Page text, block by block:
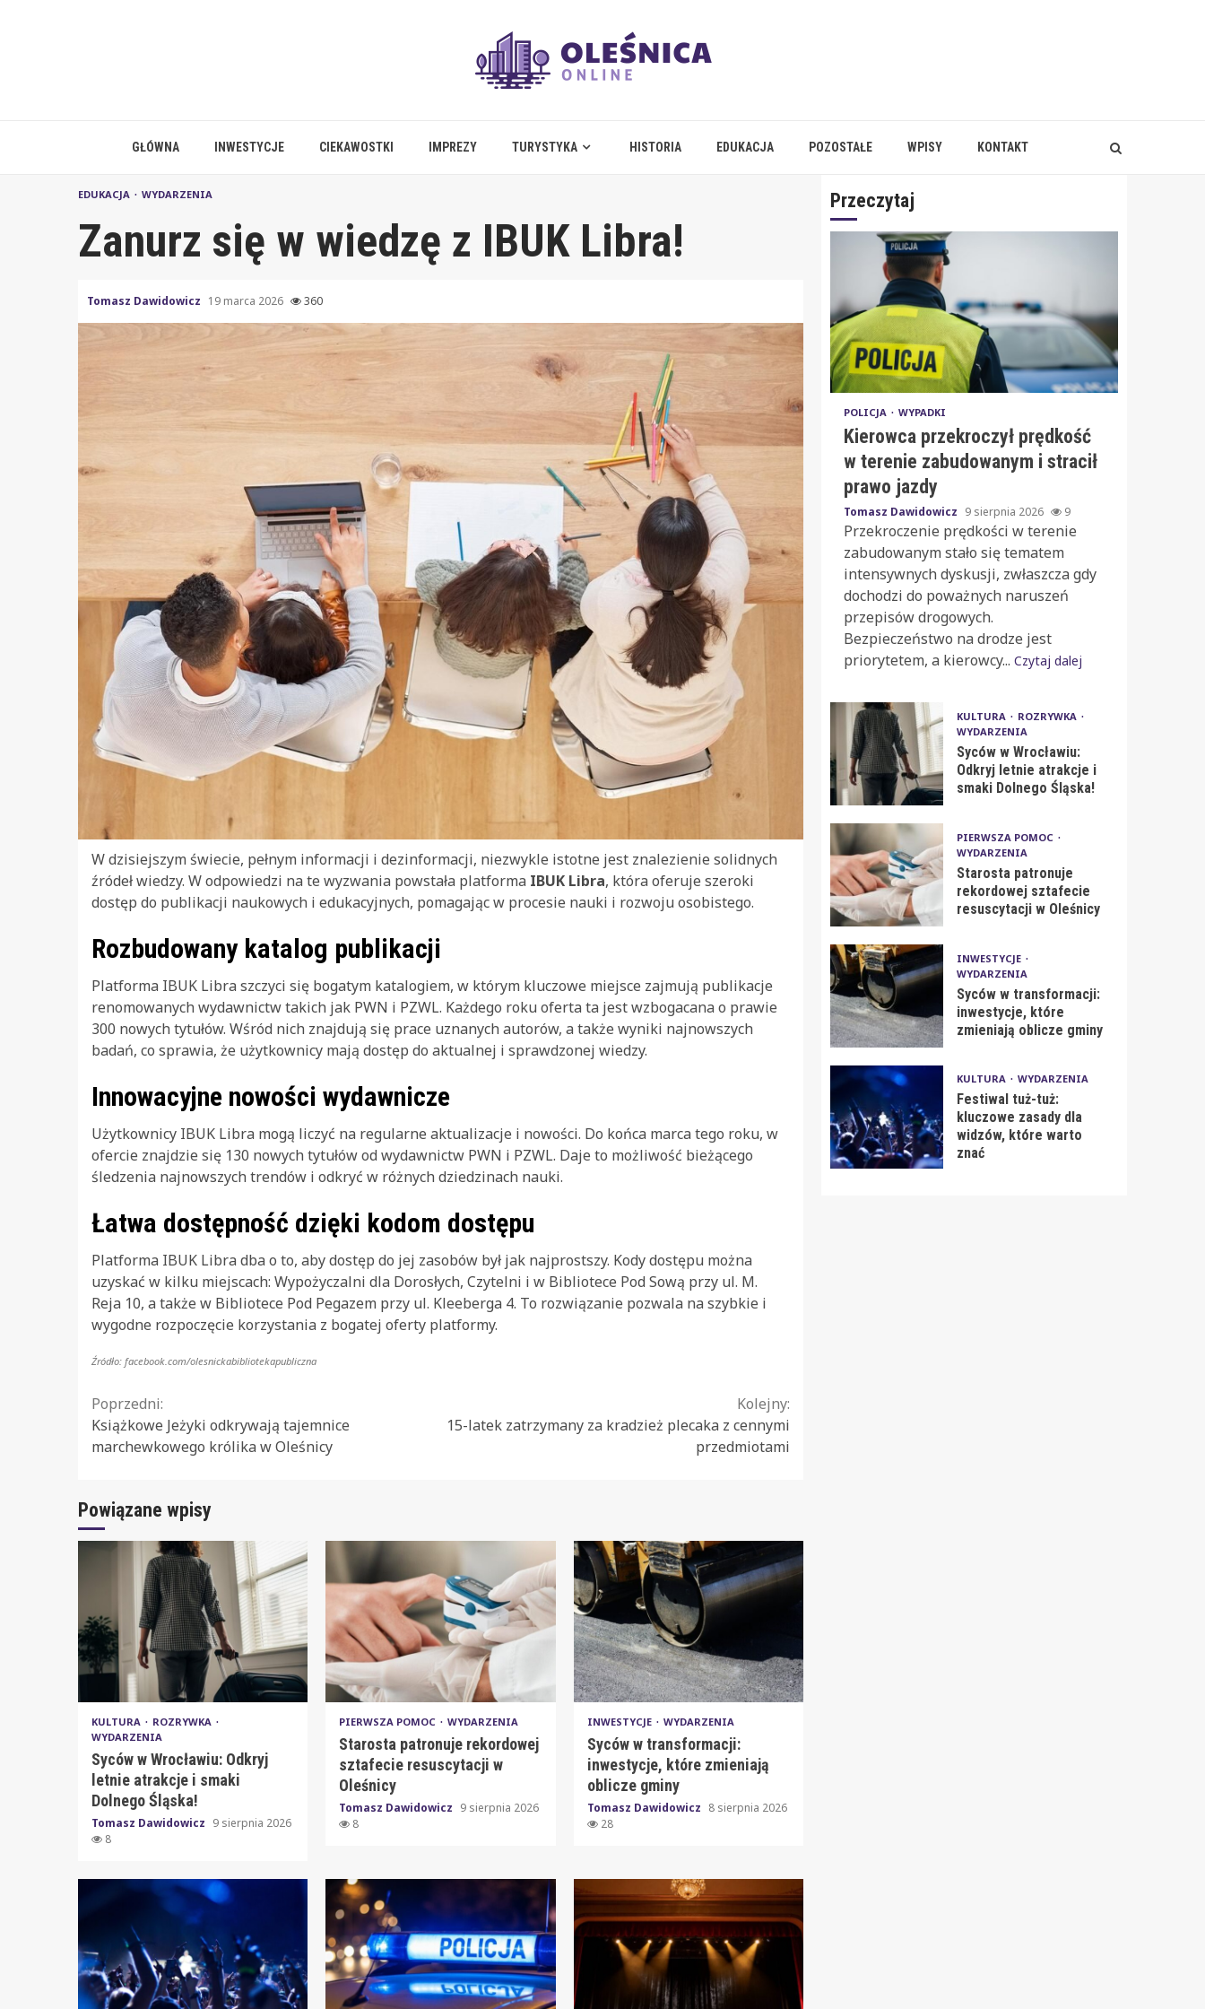
GŁÓWNA INWESTYCJE CIEKAWOSTKI IMPREZY TURYSTYKA HISTORIA EDUKACJA POZOSTAŁE WPISY KONTAKT
EDUKACJA WYDARZENIA
Zanurz się w wiedzę z IBUK Libra!
Tomasz Dawidowicz 19 marca 2026 360
W dzisiejszym świecie, pełnym informacji i dezinformacji, niezwykle istotne jest znalezienie solidnych
źródeł wiedzy. W odpowiedzi na te wyzwania powstała platforma IBUK Libra, która oferuje szeroki
dostęp do publikacji naukowych i edukacyjnych, pomagając w procesie nauki i rozwoju osobistego.
Rozbudowany katalog publikacji
Platforma IBUK Libra szczyci się bogatym katalogiem, w którym kluczowe miejsce zajmują publikacje
renomowanych wydawnictw takich jak PWN i PZWL. Każdego roku oferta ta jest wzbogacana o prawie
300 nowych tytułów. Wśród nich znajdują się prace uznanych autorów, a także wyniki najnowszych
badań, co sprawia, że użytkownicy mają dostęp do aktualnej i sprawdzonej wiedzy.
Innowacyjne nowości wydawnicze
Użytkownicy IBUK Libra mogą liczyć na regularne aktualizacje i nowości. Do końca marca tego roku, w
ofercie znajdzie się 130 nowych tytułów od wydawnictw PWN i PZWL. Daje to możliwość bieżącego
śledzenia najnowszych trendów i odkryć w różnych dziedzinach nauki.
Łatwa dostępność dzięki kodom dostępu
Platforma IBUK Libra dba o to, aby dostęp do jej zasobów był jak najprostszy. Kody dostępu można
uzyskać w kilku miejscach: Wypożyczalni dla Dorosłych, Czytelni i w Bibliotece Pod Sową przy ul. M.
Reja 10, a także w Bibliotece Pod Pegazem przy ul. Kleeberga 4. To rozwiązanie pozwala na szybkie i
wygodne rozpoczęcie korzystania z bogatej oferty platformy.
Źródło: facebook.com/olesnickabibliotekapubliczna
Continue
Reading
Poprzedni:
Książkowe Jeżyki odkrywają tajemnice
marchewkowego królika w Oleśnicy
Kolejny:
15-latek zatrzymany za kradzież plecaka z cennymi
przedmiotami
Powiązane wpisy
KULTURA
ROZRYWKA
WYDARZENIA
Syców w Wrocławiu: Odkryj
letnie atrakcje i smaki
Dolnego Śląska!
Tomasz Dawidowicz 9 sierpnia 2026
8
PIERWSZA POMOC WYDARZENIA
Starosta patronuje rekordowej
sztafecie resuscytacji w
Oleśnicy
Tomasz Dawidowicz 9 sierpnia 2026
8
INWESTYCJE WYDARZENIA
Syców w transformacji:
inwestycje, które zmieniają
oblicze gminy
Tomasz Dawidowicz 8 sierpnia 2026
28
Przeczytaj
POLICJA WYPADKI
Kierowca przekroczył prędkość
w terenie zabudowanym i stracił
prawo jazdy
Tomasz Dawidowicz 9 sierpnia 2026 9
Przekroczenie prędkości w terenie
zabudowanym stało się tematem
intensywnych dyskusji, zwłaszcza gdy
dochodzi do poważnych naruszeń
przepisów drogowych.
Bezpieczeństwo na drodze jest
priorytetem, a kierowcy... Czytaj dalej
KULTURA
ROZRYWKA
WYDARZENIA
Syców w Wrocławiu:
Odkryj letnie atrakcje i
smaki Dolnego Śląska!
PIERWSZA POMOC
WYDARZENIA
Starosta patronuje
rekordowej sztafecie
resuscytacji w Oleśnicy
INWESTYCJE
WYDARZENIA
Syców w transformacji:
inwestycje, które
zmieniają oblicze gminy
KULTURA WYDARZENIA
Festiwal tuż-tuż:
kluczowe zasady dla
widzów, które warto
znać